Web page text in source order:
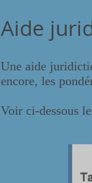
Aide
Une aide
encore, les
Voir ci-dessous